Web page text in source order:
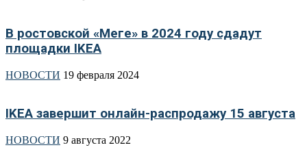
В ростовской «Меге» в 2024 году сдадут
площадки IKEA
НОВОСТИ 19 февраля 2024
IKEA завершит онлайн-распродажу 15 августа
НОВОСТИ 9 августа 2022